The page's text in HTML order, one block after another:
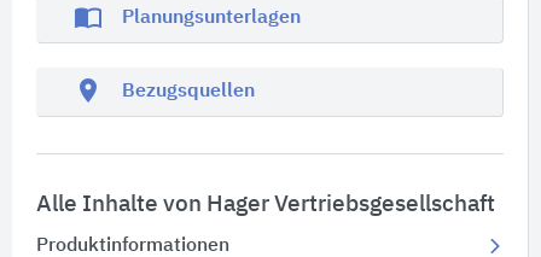
import_contacts Planungsunterlagen
location_on Bezugsquellen
Alle Inhalte von Hager Vertriebsgesellschaft
Produktinformationen